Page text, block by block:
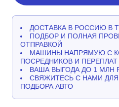
ДОСТАВКА В РОССИЮ В
ПОДБОР И ПОЛНАЯ
ОТПРАВКОЙ
МАШИНЫ НАПРЯМУЮ С
ПОСРЕДНИКОВ И ПЕРЕПЛАТ
ВАША ВЫГОДА ДО 1 МЛН
СВЯЖИТЕСЬ С НАМИ
ПОДБОРА АВТО